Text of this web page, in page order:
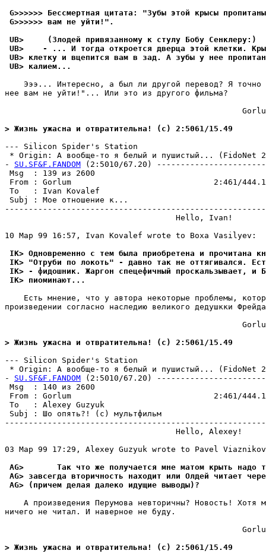
G>>>>>> Бессмертная цитата: "Зубы этой крысы
G>>>>>> вам не уйти!".
UB>     (Злодей привязанному к стулу Бобу Сенклеру:)
UB>    - ... И тогда откроется дверца этой клетки.
UB> клетку и вцепится вам в зад. А зубы у нее
UB> калием...
Эээ... Интересно, а был ли другой перевод? Я точно
нее вам не уйти!"... Или это из другого фильма?
> Жизнь ужасна и отвратительна! (c) 2:5061/15.49
--- Silicon Spider's Station
* Origin: А вообще-то я белый и пушистый... (FidoNet
- SU.SF&F.FANDOM (2:5010/67.20)
Msg  : 139
From : Gorlum                              2:461/444.13
To   : Ivan Kovalef
Subj : Мое
                                    Hello, Ivan!
10 Мар 99 16:57, Ivan Kovalef wrote to Boxa Vasilyev:
IK> Одновременно с тем была приобретена и прочитана
IK> "Отруби по локоть" - давно так не оттягивался.
IK> - фидошник. Жаргон спецефичный проскальзывает, и
IK> пиоминают...
Есть мнение, что у автора некоторые проблемы,
произведении согласно наследию великого дедушкки
> Жизнь ужасна и отвратительна! (c) 2:5061/15.49
--- Silicon Spider's Station
* Origin: А вообще-то я белый и пушистый... (FidoNet
- SU.SF&F.FANDOM (2:5010/67.20)
Msg  : 140
From : Gorlum                              2:461/444.13
To   : Alexey Guzyuk
Subj : Шо опять?! (с)
                                    Hello, Alexey!
03 Мар 99 17:29, Alexey Guzyuk wrote to Pavel
AG>       Так что же получается мне матом крыть надо
AG> завсегда вторичность находит или Олдей читает
AG> (причем делая далеко идущие выводы)?
А произведения Перумова невторичны? Hовость! Хотя
ничего не читал. И наверное не буду.
> Жизнь ужасна и отвратительна! (c) 2:5061/15.49